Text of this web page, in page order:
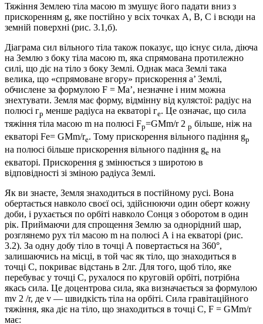
Тяжіння Землею тіла масою m змушує його падати вниз з
прискоренням g, яке постійно у всіх точках A, В, С і всюди на
земній поверхні (рис. 3.1,б).
Діаграма сил вільного тіла також показує, що існує сила, діюча
на Землю з боку тіла масою m, яка спрямована протилежно
силі, що діє на тіло з боку Землі. Однак маса Землі така
велика, що «спрямоване вгору» прискорення а’ Землі,
обчислене за формулою F = Ma’, незначне і ним можна
знехтувати. Земля має форму, відмінну від кулястої: радіус на
полюсі гр менше радіуса на екваторі гe. Це означає, що сила
тяжіння тіла масою m на полюсі Fp=GMm/r 2 p більше, ніж на
екваторі Fe= GMm/re. Тому прискорення вільного падіння gp
на полюсі більше прискорення вільного падіння ge на
екваторі. Прискорення g змінюється з широтою в
відповідності зі зміною радіуса Землі.
Як ви знаєте, Земля знаходиться в постійному русі. Вона
обертається навколо своєї осі, здійснюючи один оберт кожну
доби, і рухається по орбіті навколо Сонця з оборотом в один
рік. Приймаючи для спрощення Землю за однорідний шар,
розглянемо рух тіл масою m на полюсі А і на екваторі (рис.
3.2). За одну добу тіло в точці А повертається на 360°,
залишаючись на місці, в той час як тіло, що знаходиться в
точці С, покриває відстань в 2лг. Для того, щоб тіло, яке
перебуває у точці С, рухалося по круговій орбіті, потрібна
якась сила. Це доцентрова сила, яка визначається за формулою
mv 2 /r, де v — швидкість тіла на орбіті. Сила гравітаційного
тяжіння, яка діє на тіло, що знаходиться в точці С, F = GMm/r
має: